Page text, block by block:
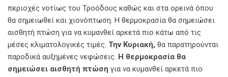
περιοχές νοτίως του Τροόδους καθώς και στα ορεινά όπου
θα σημειωθεί και χιονόπτωση. Η θερμοκρασία θα σημειώσει
αισθητή πτώση για να κυμανθεί αρκετά πιο κάτω από τις
μέσες κλιματολογικές τιμές. Την Κυριακή, θα παρατηρούνται
παροδικά αυξημένες νεφώσεις. Η θερμοκρασία θα
σημειώσει αισθητή πτώση για να κυμανθεί αρκετά πιο